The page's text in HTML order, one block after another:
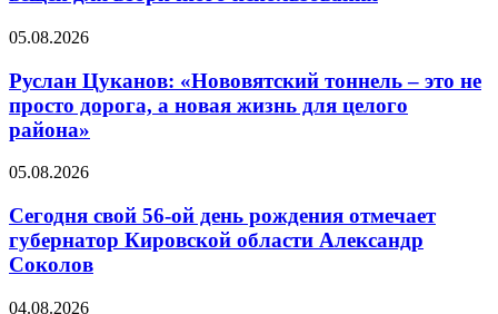
05.08.2026
Руслан Цуканов: «Нововятский тоннель – это не
просто дорога, а новая жизнь для целого
района»
05.08.2026
Сегодня свой 56-ой день рождения отмечает
губернатор Кировской области Александр
Соколов
04.08.2026